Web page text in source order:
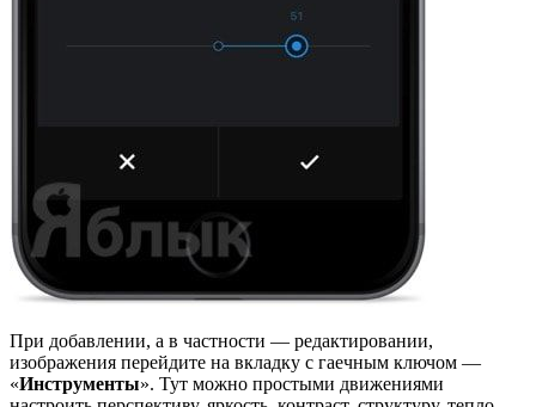
При добавлении, а в частности — редактировании,
изображения перейдите на вкладку с гаечным ключом —
«Инструменты». Тут можно простыми движениями